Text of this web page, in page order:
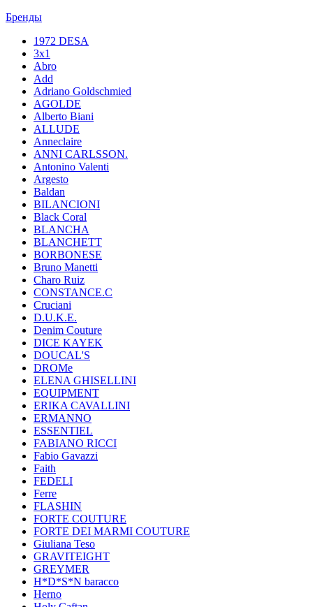
Бренды
1972 DESA
3x1
Abro
Add
Adriano Goldschmied
AGOLDE
Alberto Biani
ALLUDE
Anneclaire
ANNI CARLSSON.
Antonino Valenti
Argesto
Baldan
BILANCIONI
Black Coral
BLANCHA
BLANCHETT
BORBONESE
Bruno Manetti
Charo Ruiz
CONSTANCE.C
Cruciani
D.U.K.E.
Denim Couture
DICE KAYEK
DOUCAL'S
DROMe
ELENA GHISELLINI
EQUIPMENT
ERIKA CAVALLINI
ERMANNO
ESSENTIEL
FABIANO RICCI
Fabio Gavazzi
Faith
FEDELI
Ferre
FLASHIN
FORTE COUTURE
FORTE DEI MARMI COUTURE
Giuliana Teso
GRAVITEIGHT
GREYMER
H*D*S*N baracco
Herno